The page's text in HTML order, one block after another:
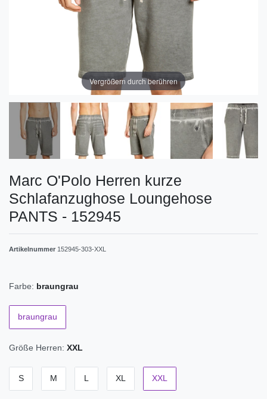
Vergrößern durch berühren
Marc O'Polo Herren kurze
Schlafanzughose Loungehose
PANTS - 152945
Artikelnummer 152945-303-XXL
Farbe: braungrau
braungrau
Größe Herren: XXL
S M L XL XXL